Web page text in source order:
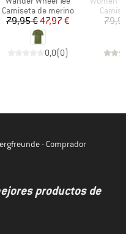
Product group
Camiseta de merino
Precio
79,95 €Precio reducido
47,97 €
0,0(0)
- Comprador
productos de